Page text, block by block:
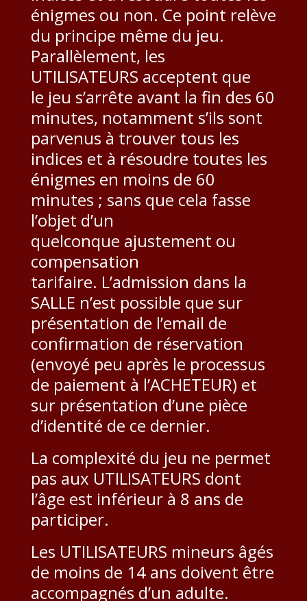
énigmes ou non. Ce point relève
du principe même du jeu.
Parallèlement, les
UTILISATEURS acceptent que
le jeu s’arrête avant la fin des 60
minutes, notamment s’ils sont
parvenus à trouver tous les
indices et à résoudre toutes les
énigmes en moins de 60
minutes ; sans que cela fasse
l’objet d’un
quelconque ajustement ou
compensation
tarifaire. L’admission dans la
SALLE n’est possible que sur
présentation de l’email de
confirmation de réservation
(envoyé peu après le processus
de paiement à l’ACHETEUR) et
sur présentation d’une pièce
d’identité de ce dernier.
La complexité du jeu ne permet
pas aux UTILISATEURS dont
l’âge est inférieur à 8 ans de
participer.
Les UTILISATEURS mineurs âgés
de moins de 14 ans doivent être
accompagnés d’un adulte.